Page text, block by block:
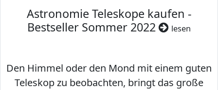
Astronomie Teleskope kaufen -
Bestseller Sommer 2022
lesen
Den Himmel oder den Mond mit einem guten
Teleskop zu beobachten, bringt das große